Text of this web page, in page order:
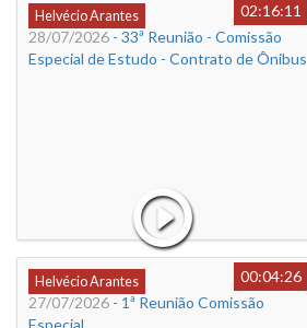
Helvécio Arantes
02:16:11
28/07/2026 - 33ª Reunião - Comissão
Especial de Estudo - Contrato de Ônibus
Helvécio Arantes
00:04:26
27/07/2026 - 1ª Reunião Comissão
Especial